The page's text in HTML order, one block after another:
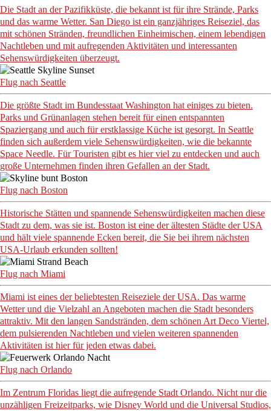
Die Stadt an der Pazifikküste, die bekannt ist für ihre Strände, Parks
und das warme Wetter. San Diego ist ein ganzjähriges Reiseziel, das
mit schönen Stränden, freundlichen Einheimischen, einem lebendigen
Nachtleben und mit aufregenden Aktivitäten und interessanten
Sehenswürdigkeiten überzeugt.
Flug nach Seattle
Die größte Stadt im Bundesstaat Washington hat einiges zu bieten.
Parks und Grünanlagen stehen bereit für einen entspannten
Spaziergang und auch für erstklassige Küche ist gesorgt. In Seattle
finden sich außerdem viele Sehenswürdigkeiten, wie die bekannte
Space Needle. Für Touristen gibt es hier viel zu entdecken und auch
große Unternehmen finden ihren Gefallen an der Stadt.
Flug nach Boston
Historische Stätten und spannende Sehenswürdigkeiten machen diese
Stadt zu dem, was sie ist. Boston ist eine der ältesten Städte der USA
und hält viele spannende Ecken bereit, die Sie bei ihrem nächsten
USA-Urlaub erkunden sollten!
Flug nach Miami
Miami ist eines der beliebtesten Reiseziele der USA. Das warme
Wetter und die Vielzahl an Angeboten machen die Stadt besonders
attraktiv. Mit den langen Sandstränden, dem schönen Art Deco Viertel,
dem pulsierenden Nachtleben und vielen weiteren spannenden
Aktivitäten ist hier für jeden etwas dabei.
Flug nach Orlando
Im Zentrum Floridas liegt die aufregende Stadt Orlando. Nicht nur die
unzähligen Freizeitparks, wie Disney World und die Universal Studios,